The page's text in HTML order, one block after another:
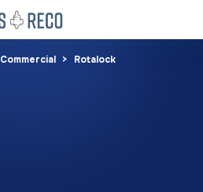
Commercial Rotalock